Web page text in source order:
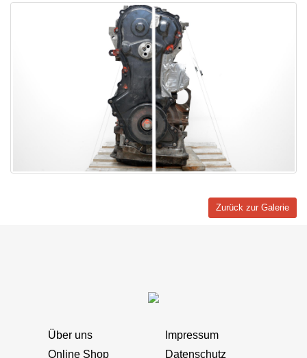
Zurück zur Galerie
Über uns
Impressum
Online Shop
Datenschutz